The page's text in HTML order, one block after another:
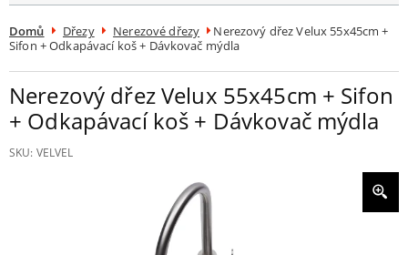
Domů Dřezy Nerezové dřezy
Nerezový dřez Velux 55x45cm +
Sifon + Odkapávací koš + Dávkovač mýdla
Nerezový dřez Velux 55x45cm + Sifon
+ Odkapávací koš + Dávkovač mýdla
SKU: VELVEL